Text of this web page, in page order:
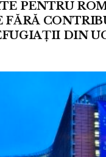
PENTRU
FĂRĂ
DIN